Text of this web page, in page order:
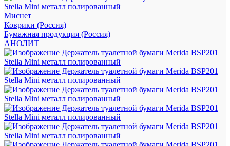
Миснет
Коврики (Россия)
Бумажная продукция (Россия)
АНОЛИТ